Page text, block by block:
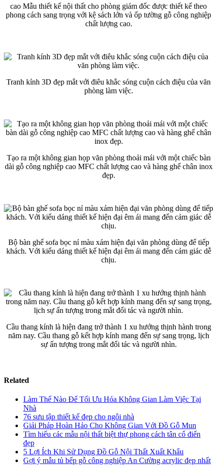
cao Mẫu thiết kế nội thất cho phòng giám đốc được thiết kế theo
phong cách sang trọng với kệ sách lớn và ốp tường gỗ công nghiệp
chất lượng cao.
Tranh kính 3D đẹp mắt với điêu khắc sóng cuộn cách điệu của văn
phòng làm việc.
Tạo ra một không gian họp văn phòng thoải mái với một chiếc bàn
dài gỗ công nghiệp cao MFC chất lượng cao và hàng ghế chân inox
đẹp.
Bộ bàn ghế sofa bọc nỉ màu xám hiện đại văn phòng dùng để tiếp
khách. Với kiểu dáng thiết kế hiện đại êm ái mang đến cảm giác dễ
chịu.
Cầu thang kính là hiện đang trở thành 1 xu hướng thịnh hành trong
năm nay. Cầu thang gỗ kết hợp kính mang đến sự sang trọng, lịch
sự ấn tượng trong mắt đối tác và người nhìn.
Related
Làm Thế Nào Để Tối Ưu Hóa Không Gian Làm Việc Tại
Nhà
76 sưu tập thiết kế đẹp cho ngôi nhà
Giải Pháp Hoàn Hảo Cho Không Gian Với Đồ Gỗ Mun
Tìm hiểu các mẫu nội thất biệt thự phong cách tân cổ điển
đẹp
5 Lợi Ích Khi Sử Dụng Đồ Gỗ Nội Thất Xuất Khẩu
Gợi ý mẫu tủ bếp gỗ công nghiệp An Cường acrylic đẹp nhất